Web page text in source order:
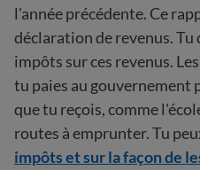
l'année précédente. Ce
déclaration de revenus.
impôts sur ces revenus.
tu paies au gouvernement
que tu reçois, comme
routes à emprunter. Tu
impôts et sur la façon de